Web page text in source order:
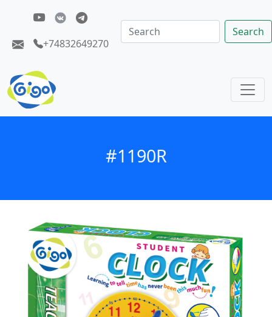
+74832649270
Search
#1190R